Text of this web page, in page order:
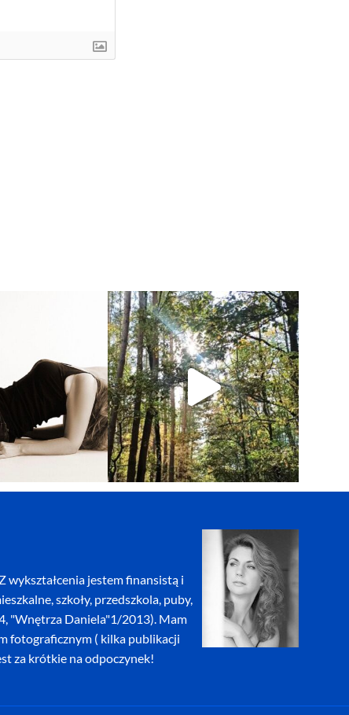
wykształcenia jestem finansistą i
szkoły, przedszkola, puby,
"Wnętrza Daniela"1/2013). Mam
fotograficznym ( kilka publikacji
za krótkie na odpoczynek!